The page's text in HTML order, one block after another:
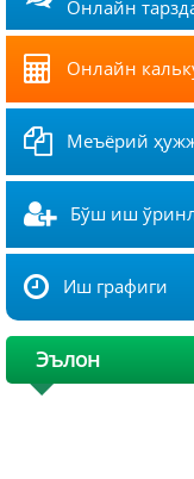
Онлайн
Онлайн
Меъёрий
Бўш иш
Иш графиги
Эълон